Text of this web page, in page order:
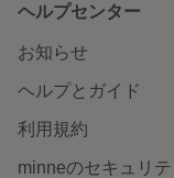
ヘルプセンター
お知らせ
ヘルプとガイド
利用規約
minneのセキュリテ